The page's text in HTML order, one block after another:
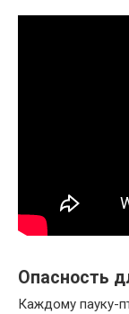
Опасность
Каждому пауку-